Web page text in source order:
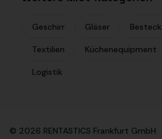
Geschirr Gläser Besteck
Textilien Küchenequipment
Logistik
© 2026 RENTASTICS Frankfurt GmbH